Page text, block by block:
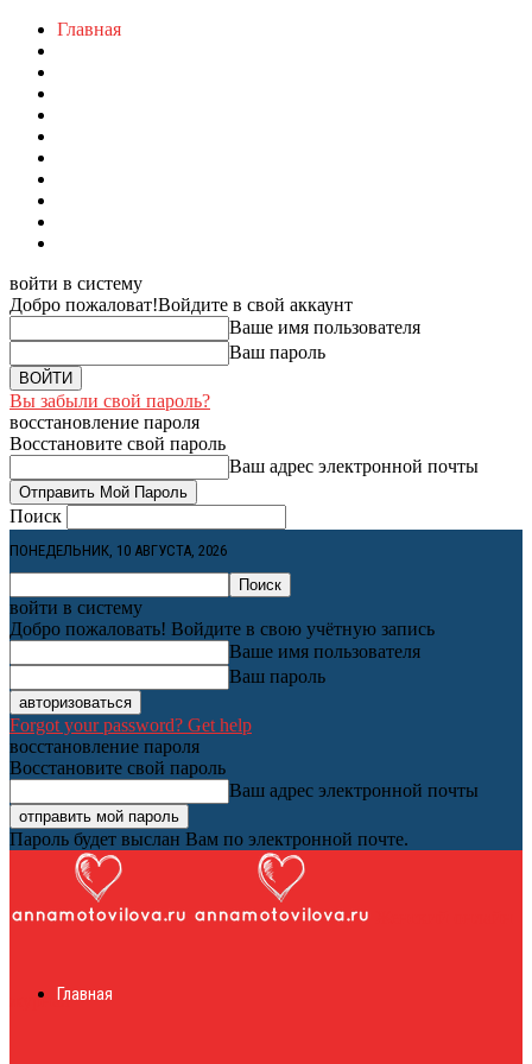
Главная
войти в систему
Добро пожаловат!Войдите в свой аккаунт
Ваше имя пользователя
Ваш пароль
Вы забыли свой пароль?
восстановление пароля
Восстановите свой пароль
Ваш адрес электронной почты
Поиск
ПОНЕДЕЛЬНИК, 10 АВГУСТА, 2026
войти в систему
Добро пожаловать! Войдите в свою учётную запись
Ваше имя пользователя
Ваш пароль
Forgot your password? Get help
восстановление пароля
Восстановите свой пароль
Ваш адрес электронной почты
Пароль будет выслан Вам по электронной почте.
журналГлавная